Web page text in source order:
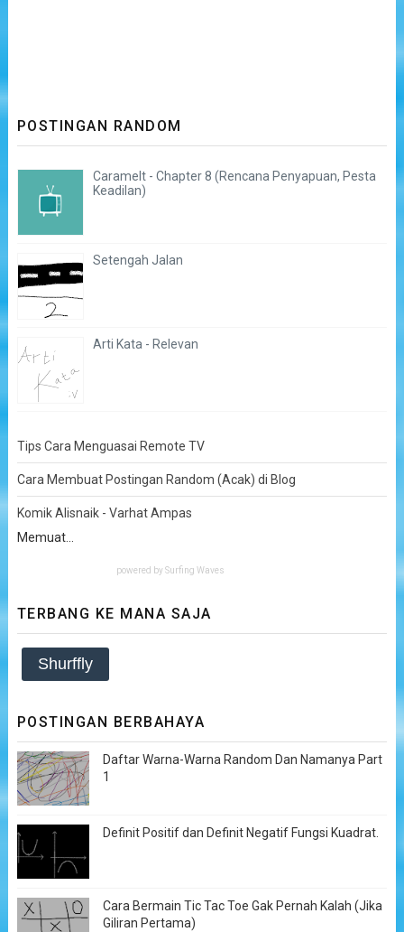
POSTINGAN RANDOM
Caramelt - Chapter 8 (Rencana Penyapuan, Pesta
Keadilan)
Setengah Jalan
Arti Kata - Relevan
Tips Cara Menguasai Remote TV
Cara Membuat Postingan Random (Acak) di Blog
Komik Alisnaik - Varhat Ampas
Memuat...
powered by Surfing Waves
TERBANG KE MANA SAJA
Shurffly
POSTINGAN BERBAHAYA
Daftar Warna-Warna Random Dan Namanya Part
1
Definit Positif dan Definit Negatif Fungsi Kuadrat.
Cara Bermain Tic Tac Toe Gak Pernah Kalah (Jika
Giliran Pertama)